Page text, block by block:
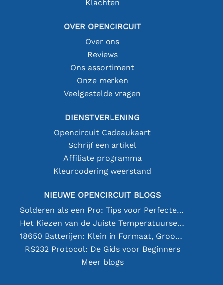
Klachten
OVER OPENCIRCUIT
Over ons
Reviews
Ons assortiment
Onze merken
Veelgestelde vragen
DIENSTVERLENING
Opencircuit Cadeaukaart
Schrijf een artikel
Affiliate programma
Kleurcodering weerstand
NIEUWE OPENCIRCUIT BLOGS
Solderen als een Pro: Tips voor Perfecte Elektronische Verbindingen
Het Kiezen van de Juiste Temperatuursensor [youtube]
18650 Batterijen: Klein in Formaat, Groot in Prestatie
RS232 Protocol: De Gids voor Beginners
Meer blogs